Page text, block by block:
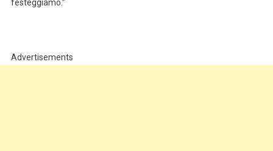
festeggiamo.”
Advertisements